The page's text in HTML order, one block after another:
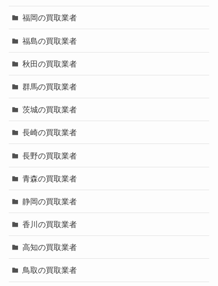
福岡の買取業者
福島の買取業者
秋田の買取業者
群馬の買取業者
茨城の買取業者
長崎の買取業者
長野の買取業者
青森の買取業者
静岡の買取業者
香川の買取業者
高知の買取業者
鳥取の買取業者